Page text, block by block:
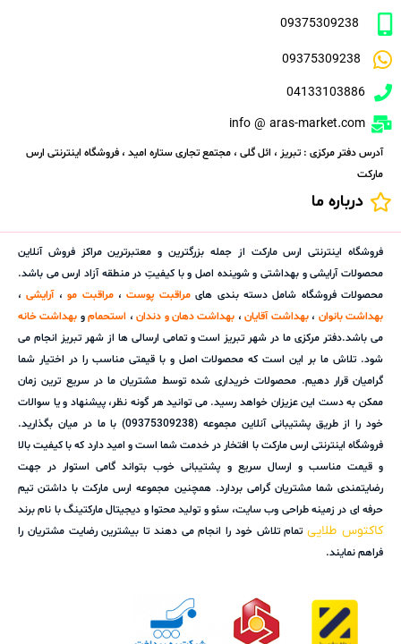
09375309238
09375309238
04133103886
info @ aras-market.com
آدرس دفتر مرکزی : تبریز ، ائل گلی ، مجتمع تجاری ستاره امید ، فروشگاه اینترنتی ارس
مارکت
درباره ما
فروشگاه اینترنتی ارس مارکت از جمله بزرگترین و معتبرترین مراکز فروش آنلاین
محصولات آرایشی و بهداشتی و شوینده اصل و با کیفیتِ در منطقه آزاد ارس می باشد.
محصولات فروشگاه شامل دسته بندی هایمراقبت پوست،مراقبت مو،آرایشی،
بهداشت بانوان ،بهداشت آقایان، بهداشت دهان و دندان، استحمامو بهداشت خانه
می باشد.دفتر مرکزی ما در شهر تبریز است و تمامی ارسالی ها از شهر تبریز انجام می
شود. تلاش ما بر این است که محصولات اصل و با قیمتی مناسب را در اختیار شما
گرامیان قرار دهیم. محصولات خریداری شده توسط مشتریان ما در سریع ترین زمان
ممکن به دست این عزیزان خواهد رسید. می توانید هر گونه نظر، پیشنهاد و یا سوالات
خود را از طریق پشتیبانی آنلاین مجموعه (09375309238) با ما در میان بگذارید.
فروشگاه اینترنتی ارس مارکت با افتخار در خدمت شما است و امید دارد که با کیفیت بالا
و قیمت مناسب و ارسال سریع و پشتیبانی خوب بتواند گامی استوار در جهت
رضایتمندی شما مشتریان گرامی بردارد. همچنین مجموعه ارس مارکت با داشتن تیم
حرفه ای در زمینه طراحی وب سایت، سئو و تولید محتوا و دیجیتال مارکتینگ با نام برند
کاکتوس طلاییتمام تلاش خود را انجام می دهند تا بیشترین رضایت مشتریان را
فراهم نمایند.